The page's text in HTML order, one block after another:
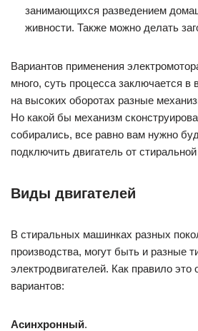
занимающихся разведением
живности. Также можно делать
Вариантов применения
много, суть процесса заключается в
на высоких оборотах разные
Но какой бы механизм
собирались, все равно вам нужно
подключить двигатель от
Виды двигателей
В стиральных машинках разных
производства, могут быть и разные
электродвигателей. Как правило это
вариантов:
Асинхронный.